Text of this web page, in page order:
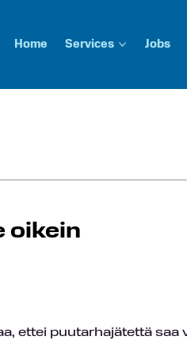
Home Services Jobs
oikein
ettei puutarhajätettä saa